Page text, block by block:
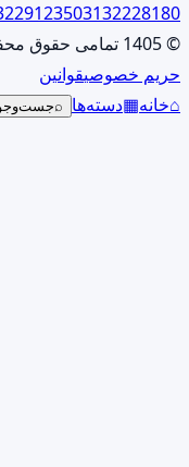
03132228180
© 1405 تمامی حقوق محفوظ است.
حریم خصوصیقوانین
⌂خانه▦دسته‌ها ⌕